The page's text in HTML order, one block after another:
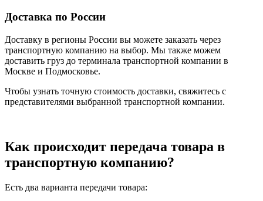
Доставка по России
Доставку в регионы России вы можете заказать через
транспортную компанию на выбор. Мы также можем
доставить груз до терминала транспортной компании в
Москве и Подмосковье.
Чтобы узнать точную стоимость доставки, свяжитесь с
представителями выбранной транспортной компании.
Как происходит передача товара в
транспортную компанию?
Есть два варианта передачи товара: